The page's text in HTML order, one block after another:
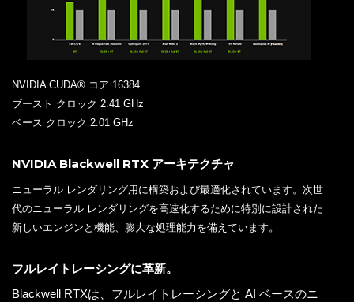
NVIDIA CUDA® コア 16384
ブースト クロック 2.41 GHz
ベース クロック 2.01 GHz
NVIDIA Blackwell RTX アーキテクチャ
ニューラル レンダリング用に構築および最適化されています。次世
代のニューラル レンダリングを高速化するために特別に設計された
新しいエンジンと機能、膨大な処理能力を備えています。
フルレイトレーシングに革新。
Blackwell RTXは、フルレイトレーシングと AI ベースのニ